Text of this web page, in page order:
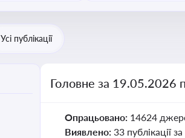
Усі публікації
Головне за 19.05.2026
Опрацьовано: 14624
Виявлено: 33 публікації